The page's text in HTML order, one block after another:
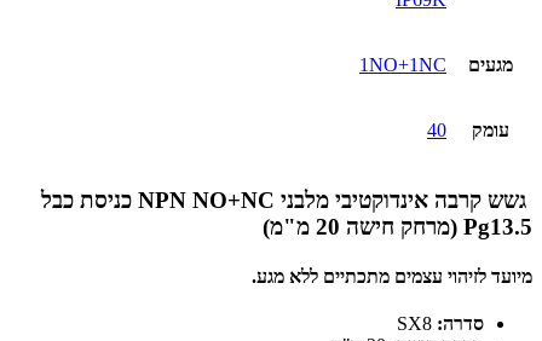
מגעים 1NO+1NC
עומק 40
גשש קרבה אינדוקטיבי מלבני NPN NO+NC כניסת כבל
Pg13.5 (מרחק חישה 20 מ"מ)
מיועד לזיהוי עצמים מתכתיים ללא מגע.
סדרה: